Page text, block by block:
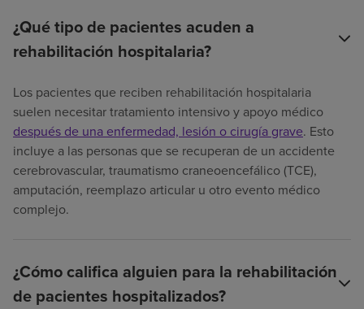
¿Qué tipo de pacientes acuden a
rehabilitación hospitalaria?
Los pacientes que reciben rehabilitación hospitalaria
suelen necesitar tratamiento intensivo y apoyo médico
después de una enfermedad, lesión o cirugía grave. Esto
incluye a las personas que se recuperan de un accidente
cerebrovascular, traumatismo craneoencefálico (TCE),
amputación, reemplazo articular u otro evento médico
complejo.
¿Cómo califica alguien para la rehabilitación
de pacientes hospitalizados?